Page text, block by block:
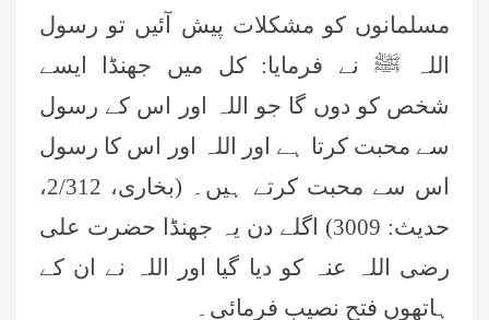
مسلمانوں کو مشکلات پیش آئیں تو رسول
اللہ ﷺ نے فرمایا: کل میں جھنڈا ایسے
شخص کو دوں گا جو اللہ اور اس کے رسول
سے محبت کرتا ہے اور اللہ اور اس کا رسول
اس سے محبت کرتے ہیں۔ (بخاری، 2/312،
حدیث: 3009) اگلے دن یہ جھنڈا حضرت علی
رضی اللہ عنہ کو دیا گیا اور اللہ نے ان کے
ہاتھوں فتح نصیب فرمائی۔